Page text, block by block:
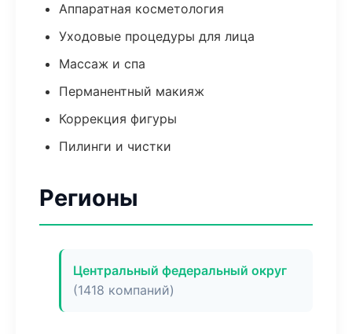
Аппаратная косметология
Уходовые процедуры для лица
Массаж и спа
Перманентный макияж
Коррекция фигуры
Пилинги и чистки
Регионы
Центральный федеральный округ
(1418 компаний)